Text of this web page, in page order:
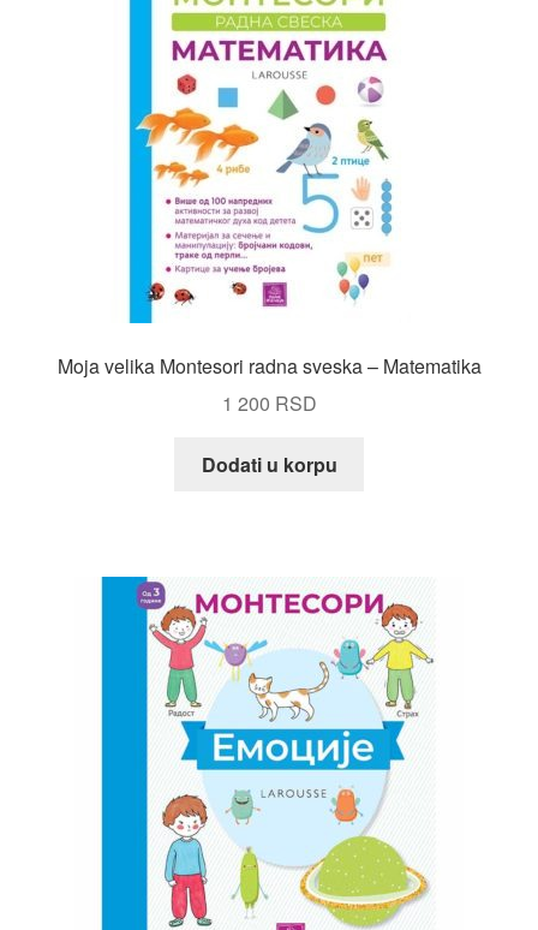
Moja velika Montesori radna sveska – Matematika
1 200 RSD
Dodati u korpu